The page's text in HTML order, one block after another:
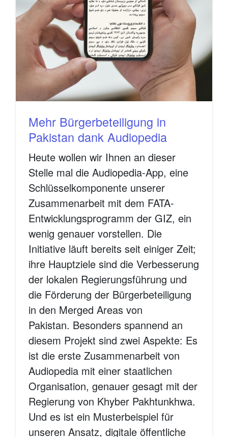
Mehr Bürgerbeteiligung in
Pakistan dank Audiopedia
Heute wollen wir Ihnen an dieser
Stelle mal die Audiopedia-App, eine
Schlüsselkomponente unserer
Zusammenarbeit mit dem FATA-
Entwicklungsprogramm der GIZ, ein
wenig genauer vorstellen. Die
Initiative läuft bereits seit einiger Zeit;
ihre Hauptziele sind die Verbesserung
der lokalen Regierungsführung und
die Förderung der Bürgerbeteiligung
in den Merged Areas von
Pakistan. Besonders spannend an
diesem Projekt sind zwei Aspekte: Es
ist die erste Zusammenarbeit von
Audiopedia mit einer staatlichen
Organisation, genauer gesagt mit der
Regierung von Khyber Pakhtunkhwa.
Und es ist ein Musterbeispiel für
unseren Ansatz, digitale öffentliche